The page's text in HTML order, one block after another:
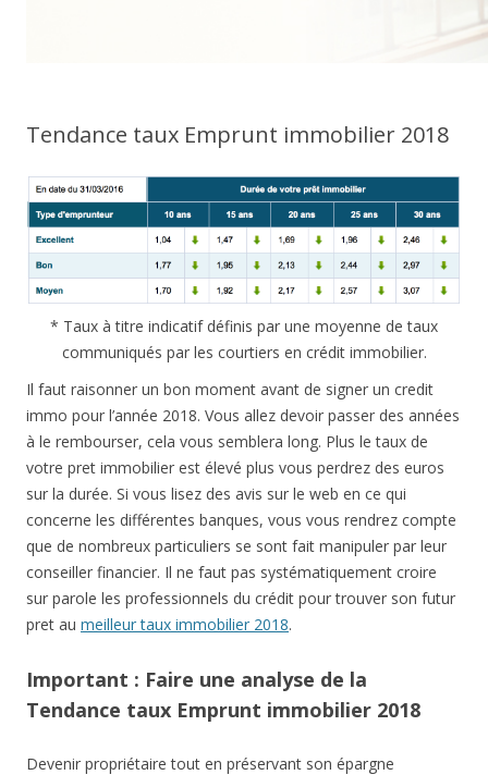
Tendance taux Emprunt immobilier 2018
* Taux à titre indicatif définis par une moyenne de taux
communiqués par les courtiers en crédit immobilier.
Il faut raisonner un bon moment avant de signer un credit
immo pour l’année 2018. Vous allez devoir passer des années
à le rembourser, cela vous semblera long. Plus le taux de
votre pret immobilier est élevé plus vous perdrez des euros
sur la durée. Si vous lisez des avis sur le web en ce qui
concerne les différentes banques, vous vous rendrez compte
que de nombreux particuliers se sont fait manipuler par leur
conseiller financier. Il ne faut pas systématiquement croire
sur parole les professionnels du crédit pour trouver son futur
pret au meilleur taux immobilier 2018.
Important : Faire une analyse de la
Tendance taux Emprunt immobilier 2018
Devenir propriétaire tout en préservant son épargne